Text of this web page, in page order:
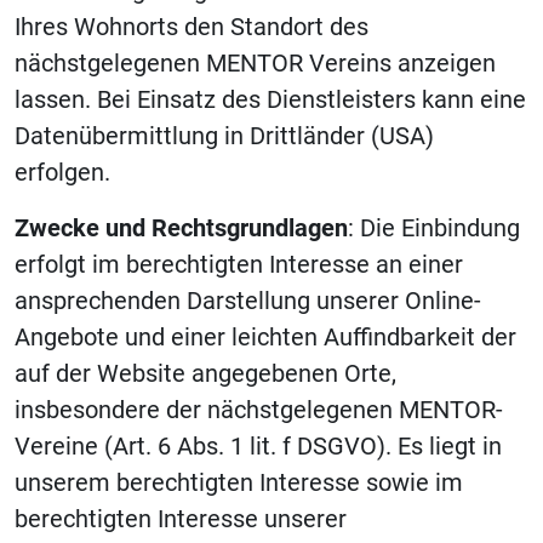
Ihres Wohnorts den Standort des
nächstgelegenen MENTOR Vereins anzeigen
lassen. Bei Einsatz des Dienstleisters kann eine
Datenübermittlung in Drittländer (USA)
erfolgen.
Zwecke und Rechtsgrundlagen: Die Einbindung
erfolgt im berechtigten Interesse an einer
ansprechenden Darstellung unserer Online-
Angebote und einer leichten Auffindbarkeit der
auf der Website angegebenen Orte,
insbesondere der nächstgelegenen MENTOR-
Vereine (Art. 6 Abs. 1 lit. f DSGVO). Es liegt in
unserem berechtigten Interesse sowie im
berechtigten Interesse unserer